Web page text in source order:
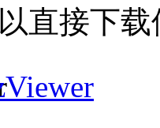
直接下载